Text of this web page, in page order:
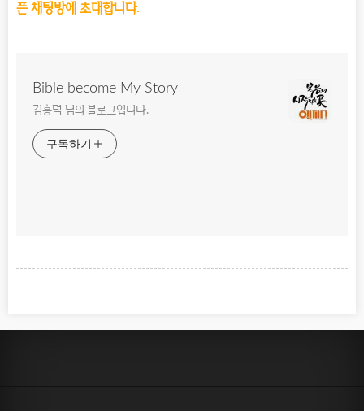
픈 채팅방에 초대합니다.
Bible become My Story
김홍덕 님의 블로그입니다.
구독하기